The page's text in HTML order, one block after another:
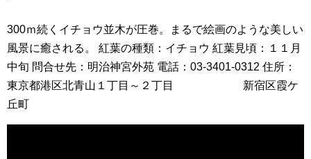
300ｍ続くイチョウ並木が圧巻。まるで絵画のような美しい
風景に癒される。 紅葉の種類：イチョウ 紅葉見頃：１１月
中旬 問合せ先：明治神宮外苑 電話：03-3401-0312 住所：
東京都港区北青山１丁目～２丁目 新宿区霞ケ
丘町